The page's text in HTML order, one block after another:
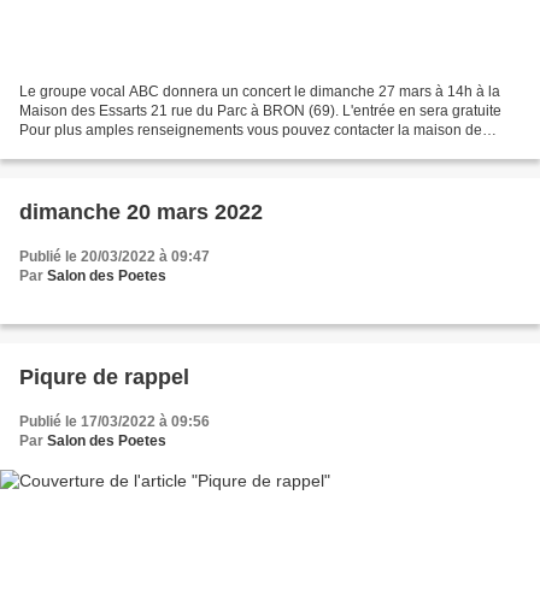
Le groupe vocal ABC donnera un concert le dimanche 27 mars à 14h à la
Maison des Essarts 21 rue du Parc à BRON (69). L'entrée en sera gratuite
Pour plus amples renseignements vous pouvez contacter la maison de
dimanche 20 mars 2022
Publié le 20/03/2022 à 09:47
Par Salon des Poetes
Piqure de rappel
Publié le 17/03/2022 à 09:56
Par Salon des Poetes